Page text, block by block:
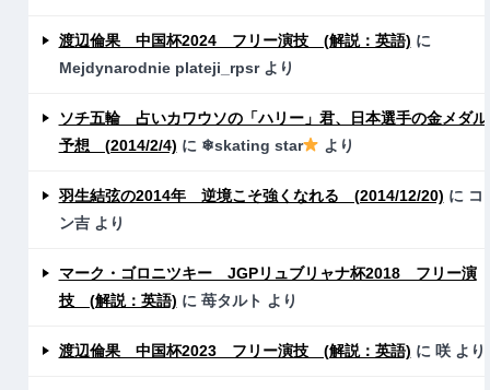
渡辺倫果 中国杯2024 フリー演技 (解説：英語) に
Mejdynarodnie plateji_rpsrより
ソチ五輪 占いカワウソの「ハリー」君、日本選手の金メダル
予想 (2014/2/4) に ❄skating star より
羽生結弦の2014年 逆境こそ強くなれる (2014/12/20) に コ
ン吉より
マーク・ゴロニツキー JGPリュブリャナ杯2018 フリー演
技 (解説：英語) に 苺タルト より
渡辺倫果 中国杯2023 フリー演技 (解説：英語) に 咲より